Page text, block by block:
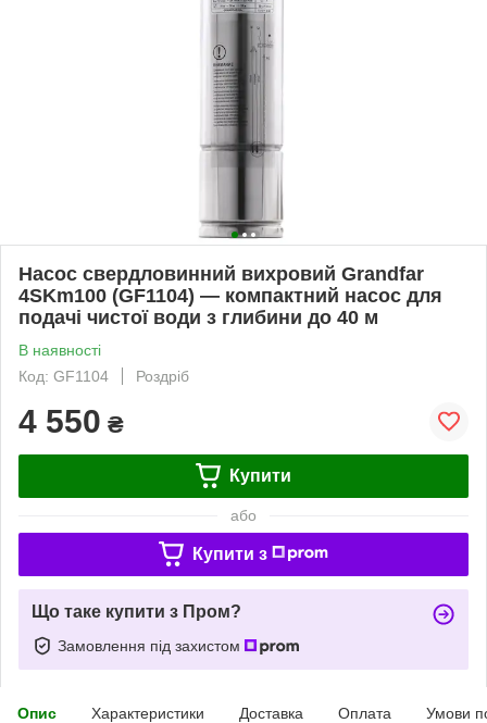
Насос свердловинний вихровий Grandfar
4SKm100 (GF1104) — компактний насос для
подачі чистої води з глибини до 40 м
В наявності
Код: GF1104
Роздріб
4 550 ₴
Купити
або
Купити з
Що таке купити з Пром?
Замовлення під захистом
Опис Характеристики Доставка Оплата Умови